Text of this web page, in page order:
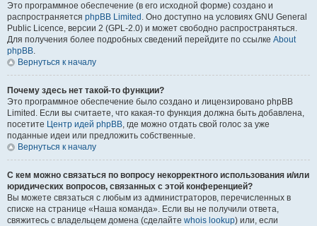
Это программное обеспечение (в его исходной форме) создано и
распространяется phpBB Limited . Оно доступно на условиях GNU General
Public Licence, версии 2 (GPL-2.0) и может свободно распространяться.
Для получения более подробных сведений перейдите по ссылке About
phpBB.
Вернуться к началу
Почему здесь нет такой-то функции?
Это программное обеспечение было создано и лицензировано phpBB
Limited. Если вы считаете, что какая-то функция должна быть добавлена,
посетите Центр идей phpBB, где можно отдать свой голос за уже
поданные идеи или предложить собственные.
Вернуться к началу
С кем можно связаться по вопросу некорректного использования и/или
юридических вопросов, связанных с этой конференцией?
Вы можете связаться с любым из администраторов, перечисленных в
списке на странице «Наша команда». Если вы не получили ответа,
свяжитесь с владельцем домена (сделайте whois lookup) или, если